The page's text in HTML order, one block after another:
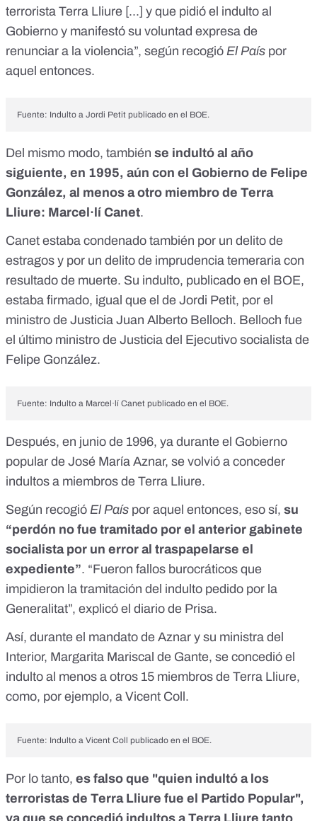
terrorista Terra Lliure [...] y que pidió el indulto al
Gobierno y manifestó su voluntad expresa de
renunciar a la violencia”, según recogió El País por
aquel entonces.
Fuente: Indulto a Jordi Petit publicado en el BOE.
Del mismo modo, también se indultó al año
siguiente, en 1995, aún con el Gobierno de Felipe
González, al menos a otro miembro de Terra
Lliure: Marcel·lí Canet.
Canet estaba condenado también por un delito de
estragos y por un delito de imprudencia temeraria con
resultado de muerte. Su indulto, publicado en el BOE,
estaba firmado, igual que el de Jordi Petit, por el
ministro de Justicia Juan Alberto Belloch. Belloch fue
el último ministro de Justicia del Ejecutivo socialista de
Felipe González.
Fuente: Indulto a Marcel·lí Canet publicado en el BOE.
Después, en junio de 1996, ya durante el Gobierno
popular de José María Aznar, se volvió a conceder
indultos a miembros de Terra Lliure.
Según recogió El País por aquel entonces, eso sí, su
“perdón no fue tramitado por el anterior gabinete
socialista por un error al traspapelarse el
expediente”. “Fueron fallos burocráticos que
impidieron la tramitación del indulto pedido por la
Generalitat”, explicó el diario de Prisa.
Así, durante el mandato de Aznar y su ministra del
Interior, Margarita Mariscal de Gante, se concedió el
indulto al menos a otros 15 miembros de Terra Lliure,
como, por ejemplo, a Vicent Coll.
Fuente: Indulto a Vicent Coll publicado en el BOE.
Por lo tanto, es falso que "quien indultó a los
terroristas de Terra Lliure fue el Partido Popular",